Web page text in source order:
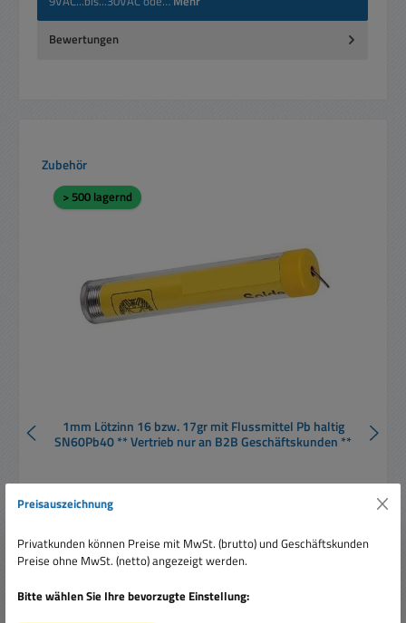
Bewertungen
Produktgalerie überspringen
Zubehör
> 500 lagernd
1mm Lötzinn 16 bzw. 17gr mit Flussmittel Pb haltig
SN60Pb40 ** Vertrieb nur an B2B Geschäftskunden **
Preise inkl. MwSt. zzgl. Versandkosten
Preisauszeichnung
Privatkunden können Preise mit MwSt. (brutto) und Geschäftskunden
Preise ohne MwSt. (netto) angezeigt werden.
Bitte wählen Sie Ihre bevorzugte Einstellung: